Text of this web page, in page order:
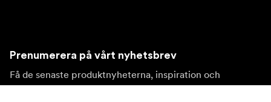
Prenumerera på vårt nyhetsbrev
Få de senaste produktnyheterna, inspiration och
erbjudanden.